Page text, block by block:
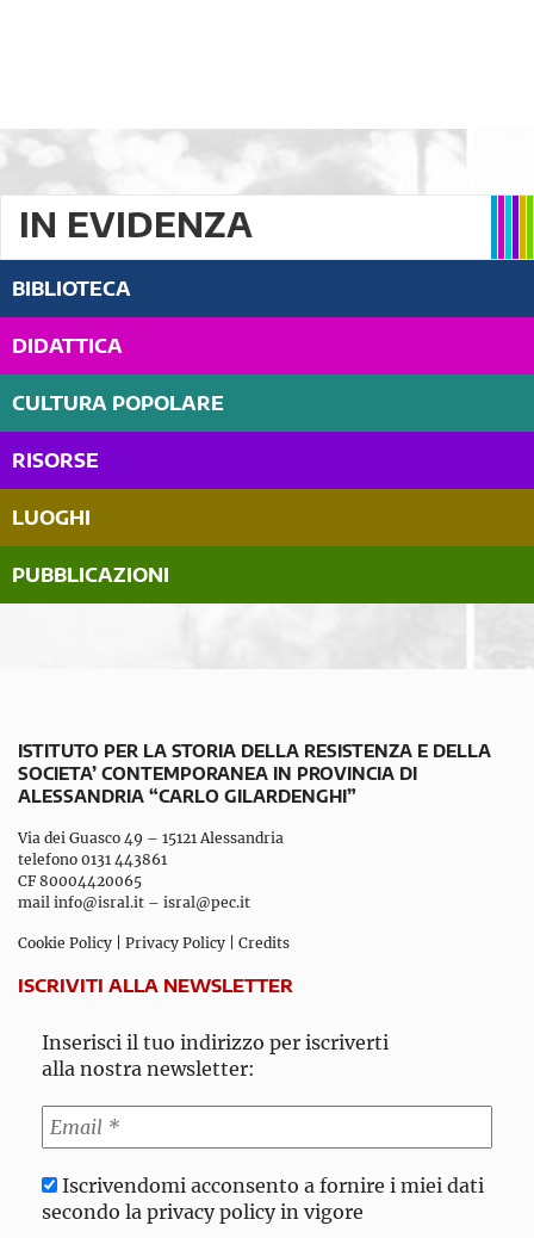
IN EVIDENZA
BIBLIOTECA
DIDATTICA
CULTURA POPOLARE
RISORSE
LUOGHI
PUBBLICAZIONI
ISTITUTO PER LA STORIA DELLA RESISTENZA E DELLA
SOCIETA’ CONTEMPORANEA IN PROVINCIA DI
ALESSANDRIA “CARLO GILARDENGHI”
Via dei Guasco 49 – 15121 Alessandria
telefono 0131 443861
CF 80004420065
mail info@isral.it – isral@pec.it
Cookie Policy Privacy Policy Credits
ISCRIVITI ALLA NEWSLETTER
Inserisci il tuo indirizzo per iscriverti
alla nostra newsletter:
Iscrivendomi acconsento a fornire i miei dati
secondo la privacy policy in vigore